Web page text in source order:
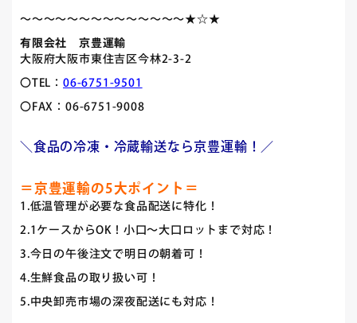
～～～～～～～～～～～～～～★☆★
有限会社 京豊運輸
大阪府大阪市東住吉区今林2-3-2
〇TEL：06-6751-9501
〇FAX：06-6751-9008
＼食品の冷凍・冷蔵輸送なら京豊運輸！／
＝京豊運輸の5大ポイント＝
1.低温管理が必要な食品配送に特化！
2.1ケースからOK！小口～大口ロットまで対応！
3.今日の午後注文で明日の朝着可！
4.生鮮食品の取り扱い可！
5.中央卸売市場の深夜配送にも対応！